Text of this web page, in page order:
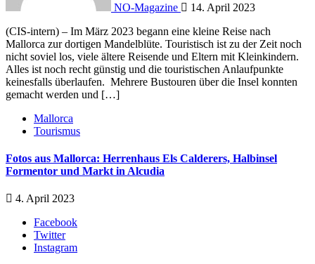
NO-Magazine
14. April 2023
(CIS-intern) – Im März 2023 begann eine kleine Reise nach
Mallorca zur dortigen Mandelblüte. Touristisch ist zu der Zeit noch
nicht soviel los, viele ältere Reisende und Eltern mit Kleinkindern.
Alles ist noch recht günstig und die touristischen Anlaufpunkte
keinesfalls überlaufen. Mehrere Bustouren über die Insel konnten
gemacht werden und […]
Mallorca
Tourismus
Fotos aus Mallorca: Herrenhaus Els Calderers, Halbinsel
Formentor und Markt in Alcudia
4. April 2023
Facebook
Twitter
Instagram